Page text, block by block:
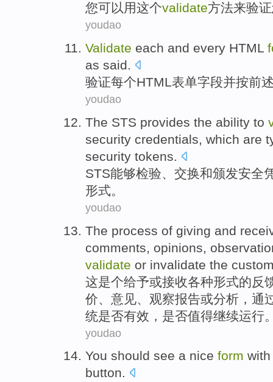
您可以用这个validate方法来验证
youdao
Validate each and every HTML
as said.
验证每个HTML表单字段并按前
youdao
The STS provides the ability to
security credentials, which are
security tokens.
STS能够检验、 交换和颁发安全
形式。
youdao
The process of giving and
comments
opinions
validate or invalidate the
这是个给予或接收各种形式的反
价 、意见、 观察报告或分析 ，通
统是否有效 ，是否值得继续运行
youdao
You should see a nice form with
button.